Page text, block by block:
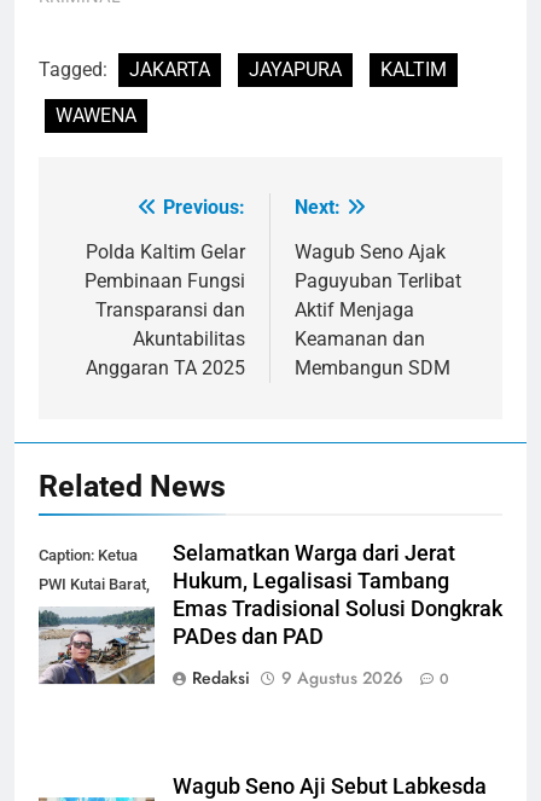
Tagged: JAKARTA JAYAPURA
KALTIM
WAWENA
Navigasi
pos
Previous:
Polda Kaltim Gelar
Pembinaan Fungsi
Transparansi dan
Akuntabilitas
Anggaran TA 2025
Next:
Wagub Seno Ajak
Paguyuban Terlibat
Aktif Menjaga
Keamanan dan
Membangun SDM
Related News
Caption: Ketua
PWI Kutai Barat,
Alfian Nur (dok-
smk)
Selamatkan Warga dari Jerat
Hukum, Legalisasi Tambang
Emas Tradisional Solusi Dongkrak
PADes dan PAD
Redaksi
9 Agustus 2026 0
Wagub Seno Aji Sebut Labkesda